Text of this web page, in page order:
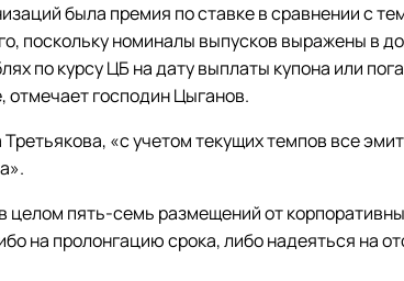
была премия по ставке в сравнении с
поскольку номиналы выпусков выражены в
по курсу ЦБ на дату выплаты купона или
отмечает господин Цыганов.
«с учетом текущих темпов все
целом пять-семь размещений от
на пролонгацию срока, либо надеяться на